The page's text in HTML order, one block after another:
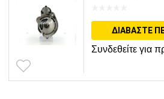
ΔΙΑΒΆΣΤΕ
Συνδεθείτε για